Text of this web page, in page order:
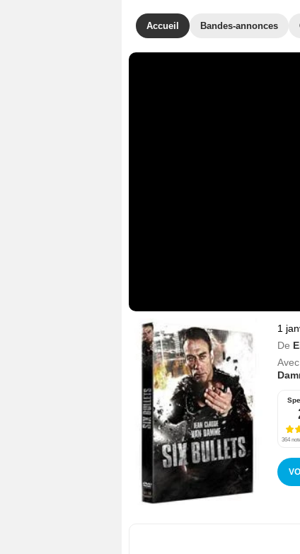
Accueil Bandes-annonces
1
De
Avec
364